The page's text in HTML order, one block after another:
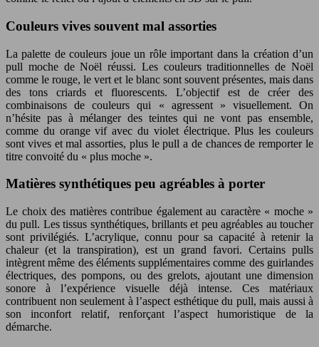
Couleurs vives souvent mal assorties
La palette de couleurs joue un rôle important dans la création d’un
pull moche de Noël réussi. Les couleurs traditionnelles de Noël
comme le rouge, le vert et le blanc sont souvent présentes, mais dans
des tons criards et fluorescents. L’objectif est de créer des
combinaisons de couleurs qui « agressent » visuellement. On
n’hésite pas à mélanger des teintes qui ne vont pas ensemble,
comme du orange vif avec du violet électrique. Plus les couleurs
sont vives et mal assorties, plus le pull a de chances de remporter le
titre convoité du « plus moche ».
Matières synthétiques peu agréables à porter
Le choix des matières contribue également au caractère « moche »
du pull. Les tissus synthétiques, brillants et peu agréables au toucher
sont privilégiés. L’acrylique, connu pour sa capacité à retenir la
chaleur (et la transpiration), est un grand favori. Certains pulls
intègrent même des éléments supplémentaires comme des guirlandes
électriques, des pompons, ou des grelots, ajoutant une dimension
sonore à l’expérience visuelle déjà intense. Ces matériaux
contribuent non seulement à l’aspect esthétique du pull, mais aussi à
son inconfort relatif, renforçant l’aspect humoristique de la
démarche.